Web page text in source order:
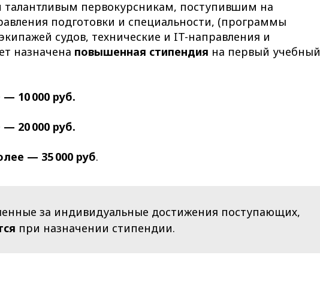
первокурсникам, поступившим на
подготовки и специальности, (программы
судов, технические и IT-направления и
назначена повышенная стипендия на первый учебный
— 10 000 руб.
— 20 000 руб.
— 35 000 руб.
за индивидуальные достижения поступающих,
при назначении стипендии.